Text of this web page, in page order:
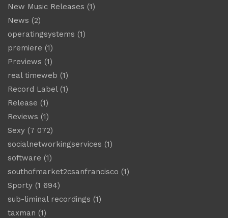
New Music Releases (1)
News (2)
operatingsystems (1)
premiere (1)
Previews (1)
real timeweb (1)
Record Label(1)
Release (1)
Reviews (1)
Sexy (7 072)
socialnetworkingservices (1)
software (1)
southofmarket2csanfrancisco (1)
Sporty (1 694)
sub-liminal recordings (1)
taxman (1)